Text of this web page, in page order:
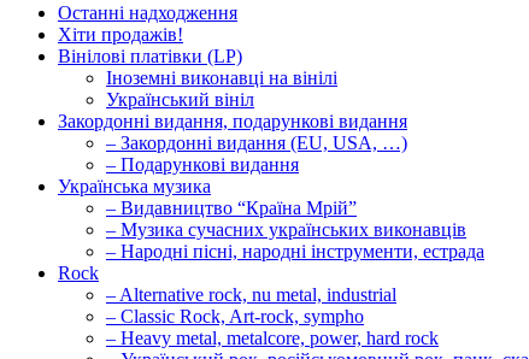
Останні надходження
Хіти продажів!
Вінілові платівки (LP)
Іноземні виконавці на вінілі
Український вініл
Закордонні видання, подарункові видання
– Закордонні видання (EU, USA, …)
– Подарункові видання
Українська музика
– Видавництво “Країна Мрій”
– Музика сучасних українських виконавців
– Народні пісні, народні інструменти, естрада
Rock
– Alternative rock, nu metal, industrial
– Classic Rock, Art-rock, sympho
– Heavy metal, metalcore, power, hard rock